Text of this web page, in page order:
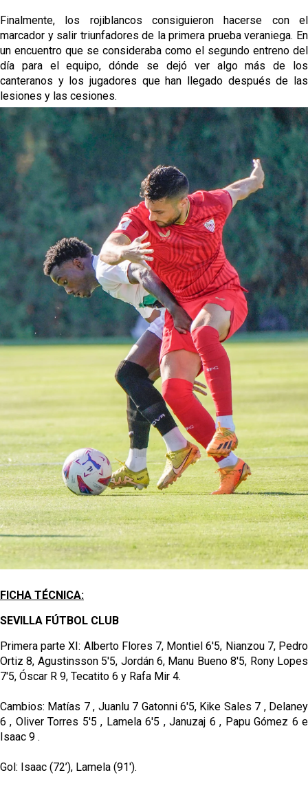
Finalmente, los rojiblancos consiguieron hacerse con el
marcador y salir triunfadores de la primera prueba veraniega. En
un encuentro que se consideraba como el segundo entreno del
día para el equipo, dónde se dejó ver algo más de los
canteranos y los jugadores que han llegado después de las
lesiones y las cesiones.
FICHA TÉCNICA:
SEVILLA FÚTBOL CLUB
Primera parte XI: Alberto Flores 7, Montiel 6'5, Nianzou 7, Pedro
Ortiz 8, Agustinsson 5'5, Jordán 6, Manu Bueno 8'5, Rony Lopes
7'5, Óscar R 9, Tecatito 6 y Rafa Mir 4.
Cambios: Matías 7 , Juanlu 7 Gatonni 6'5, Kike Sales 7 , Delaney
6 , Oliver Torres 5'5 , Lamela 6'5 , Januzaj 6 , Papu Gómez 6 e
Isaac 9 .
Gol: Isaac (72’), Lamela (91').